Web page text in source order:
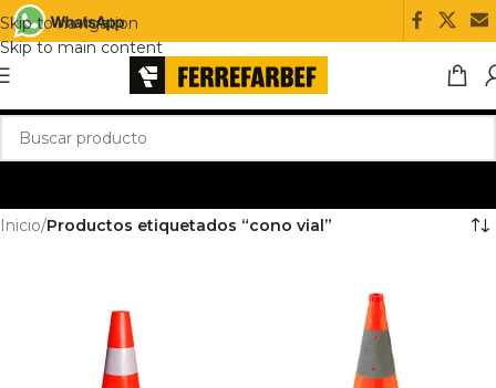
Skip to navigation
Skip to main content
Inicio/Productos etiquetados “cono vial”